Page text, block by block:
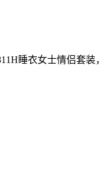
睡衣女士情侣套装，